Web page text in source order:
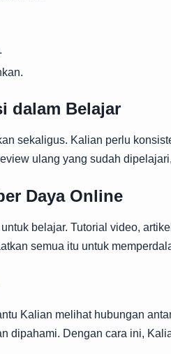
dalam Belajar
sekaligus. Kalian perlu
ulang yang sudah
Daya Online
belajar. Tutorial video,
semua itu untuk
Kalian melihat hubungan
dipahami. Dengan cara ini,